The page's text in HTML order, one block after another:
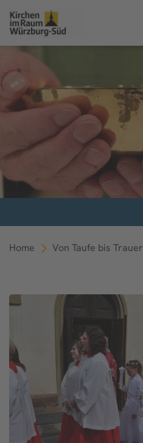
Home Von Taufe bis Trauer